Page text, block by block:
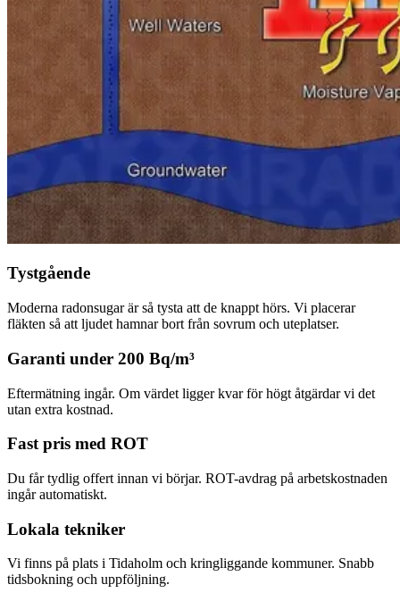
Tystgående
Moderna radonsugar är så tysta att de knappt hörs. Vi placerar
fläkten så att ljudet hamnar bort från sovrum och uteplatser.
Garanti under 200 Bq/m³
Eftermätning ingår. Om värdet ligger kvar för högt åtgärdar vi det
utan extra kostnad.
Fast pris med ROT
Du får tydlig offert innan vi börjar. ROT-avdrag på arbetskostnaden
ingår automatiskt.
Lokala tekniker
Vi finns på plats i Tidaholm och kringliggande kommuner. Snabb
tidsbokning och uppföljning.